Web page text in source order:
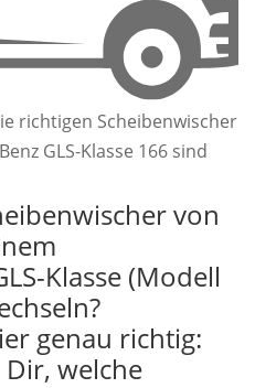
richtigen Scheibenwischer
GLS-Klasse 166 sind
von
Klasse (Modell
genau richtig:
welche